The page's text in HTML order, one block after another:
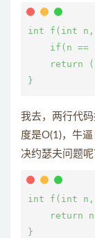
int f(int n,
if(n ==
return
}
我去，两行代
度是O(1)，牛
决约瑟夫问题
int f(int n,
return
}